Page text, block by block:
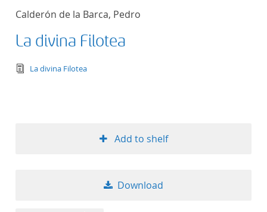
Calderón de la Barca, Pedro
La divina Filotea
text/tg.edition+tg.aggregation+xml
La divina Filotea
Add to shelf
Download